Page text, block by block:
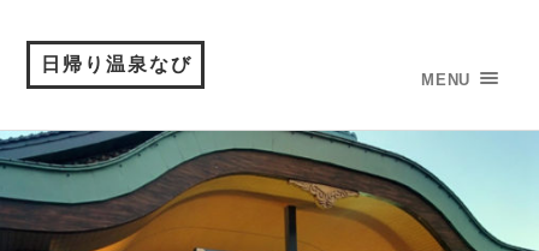
日帰り温泉なび
MENU